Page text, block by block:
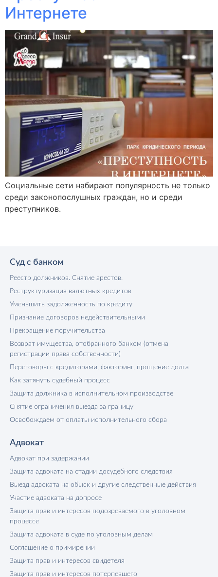
Интернете
Социальные сети набирают популярность не только
среди законопослушных граждан, но и среди
преступников.
Суд с банком
Реестр должников. Снятие арестов.
Реструктуризация валютных кредитов
Уменьшить задолженность по кредиту
Признание договоров недействительными
Прекращение поручительства
Возврат имущества, отобранного банком (отмена
регистрации права собственности)
Переговоры с кредиторами, факторинг, прощение долга
Как затянуть судебный процесс
Защита должника в исполнительном производстве
Снятие ограничения выезда за границу
Освобождаем от оплаты исполнительного сбора
Адвокат
Адвокат при задержании
Защита адвоката на стадии досудебного следствия
Выезд адвоката на обыск и другие следственные действия
Участие адвоката на допросе
Защита прав и интересов подозреваемого в уголовном
процессе
Защита адвоката в суде по уголовным делам
Соглашение о примирении
Защита прав и интересов свидетеля
Защита прав и интересов потерпевшего